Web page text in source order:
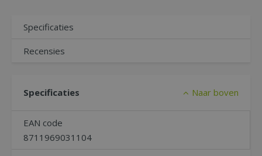
Specificaties
Recensies
Specificaties Naar boven
EAN code
8711969031104